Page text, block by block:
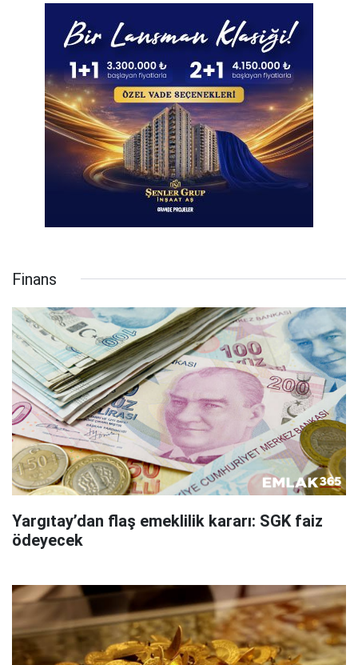
Finans
Yargıtay’dan flaş emeklilik kararı: SGK faiz
ödeyecek